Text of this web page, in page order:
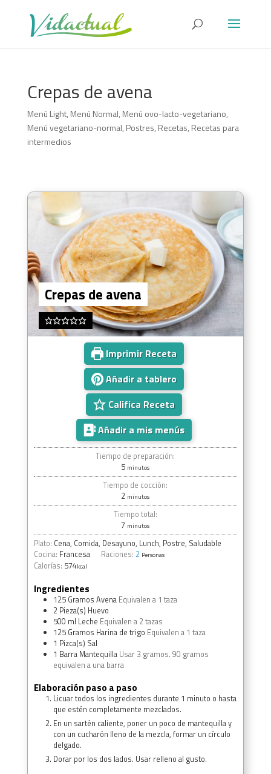
Crepas de avena
Menú Light, Menú Normal, Menú ovo-lacto-vegetariano,
Menú vegetariano-normal, Postres, Recetas, Recetas para
intermedios
Crepas de avena
Imprimir Receta
Añadir a tablero
Califica Receta
Añadir a mis menús
Tiempo de preparación:
5 minutos
Tiempo de cocción:
2 minutos
Tiempo total:
7 minutos
Plato: Cena, Comida, Desayuno, Lunch, Postre, Saludable
Cocina: Francesa Raciones: 2 Personas
Calorías: 574kcal
Ingredientes
125 Gramos Avena Equivalen a 1 taza
2 Pieza(s) Huevo
500 ml Leche Equivalen a 2 tazas
125 Gramos Harina de trigo Equivalen a 1 taza
1 Pizca(s) Sal
1 Barra Mantequilla Usar 3 gramos. 90 gramos
equivalen a una barra
Elaboración paso a paso
Licuar todos los ingredientes durante 1 minuto o hasta
que estén completamente mezclados.
En un sartén caliente, poner un poco de mantequilla y
con un cucharón lleno de la mezcla, formar un círculo
delgado.
Dorar por los dos lados. Usar relleno al gusto.